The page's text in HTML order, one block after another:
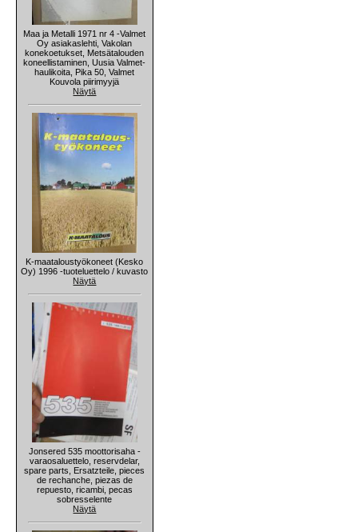
Maa ja Metalli 1971 nr 4 -Valmet
Oy asiakaslehti, Vakolan
konekoetukset, Metsätalouden
koneellistaminen, Uusia Valmet-
haulikoita, Pika 50, Valmet
Kouvola piirimyyjä
Näytä
K-maataloustyökoneet (Kesko
Oy) 1996 -tuoteluettelo / kuvasto
Näytä
Jonsered 535 moottorisaha -
varaosaluettelo, reservdelar,
spare parts, Ersatzteile, pieces
de rechanche, piezas de
repuesto, ricambi, pecas
sobresselente
Näytä